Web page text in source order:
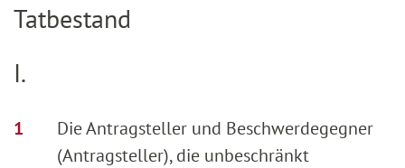
Tatbestand
I.
Die Antragsteller und Beschwerdegegner
(Antragsteller), die unbeschränkt